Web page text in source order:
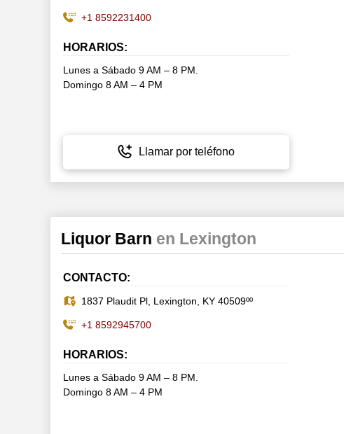
+1 8592231400
HORARIOS:
Lunes a Sábado 9 AM – 8 PM.
Domingo 8 AM – 4 PM
Llamar por teléfono
Liquor Barn en Lexington
CONTACTO:
1837 Plaudit Pl, Lexington, KY 40509ºº
+1 8592945700
HORARIOS:
Lunes a Sábado 9 AM – 8 PM.
Domingo 8 AM – 4 PM